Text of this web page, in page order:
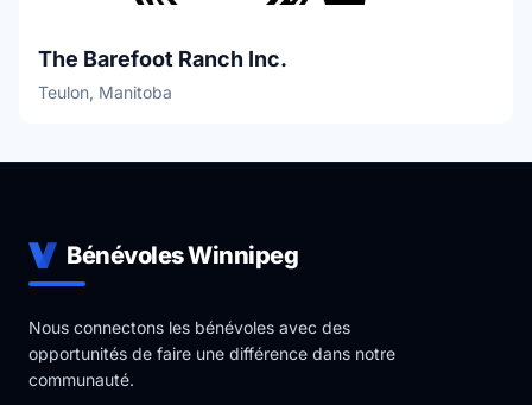
The Barefoot Ranch Inc.
Teulon, Manitoba
Bénévoles Winnipeg
Nous connectons les bénévoles avec des
opportunités de faire une différence dans notre
communauté.